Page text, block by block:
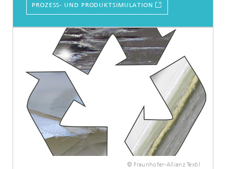
PROZESS- UND PRODUKTSIMULATION
© Fraunhofer-Allianz Textil